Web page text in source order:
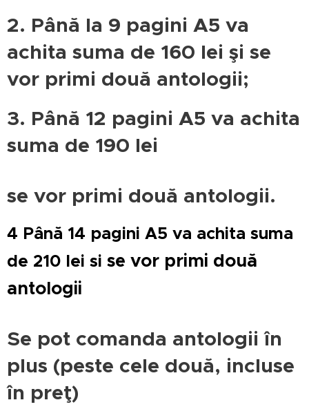
2. Până la 9 pagini A5 va
achita suma de 160 lei şi se
vor primi două antologii;
3. Până 12 pagini A5 va achita
suma de 190 lei
se vor primi două antologii.
4 Până 14 pagini A5 va achita suma
de 210 lei si se vor primi două
antologii
Se pot comanda antologii în
plus (peste cele două, incluse
în preţ)